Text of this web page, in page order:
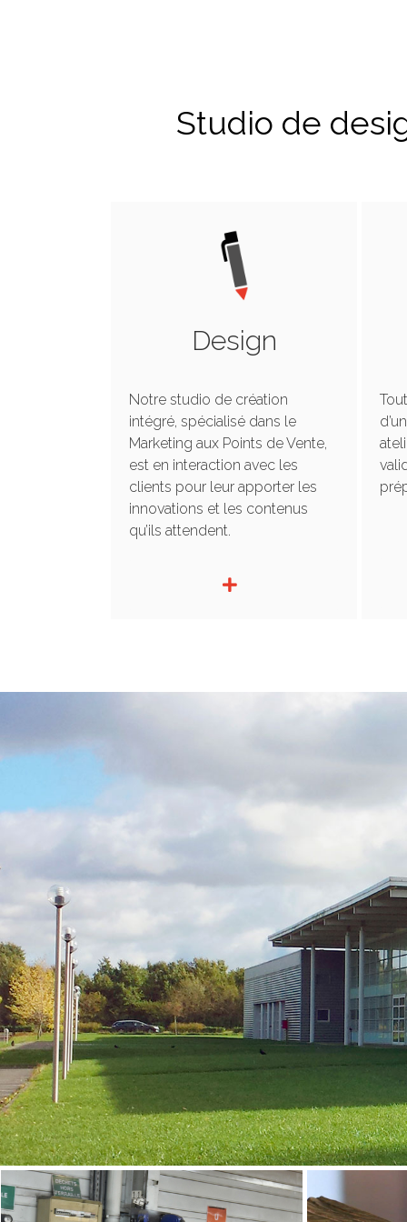
Studio de
Design
Notre studio de création
intégré, spécialisé dans le
Marketing aux Points de Vente,
est en interaction avec les
clients pour leur apporter les
innovations et les contenus
qu’ils attendent.